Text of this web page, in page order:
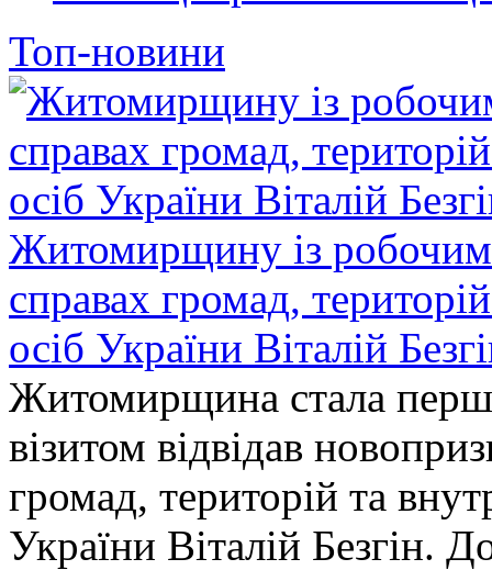
Топ-новини
Житомирщину із робочим
справах громад,
осіб України Віталій
Житомирщина стала
візитом відвідав
громад, територій та
України Віталій Безгін.